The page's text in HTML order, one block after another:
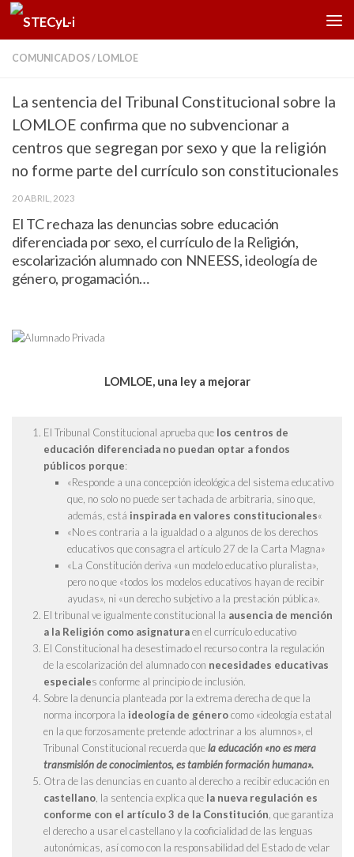
Saltar al contenido
COMUNICADOS/ LOMLOE
La sentencia del Tribunal Constitucional sobre la
LOMLOE confirma que no subvencionar a
centros que segregan por sexo y que la religión
no forme parte del currículo son constitucionales
20 ABRIL, 2023
El TC rechaza las denuncias sobre educación
diferenciada por sexo, el currículo de la Religión,
escolarización alumnado con NNEESS, ideología de
género, progamación…
LOMLOE, una ley a mejorar
El Tribunal Constitucional aprueba que los centros de
educación diferenciada no puedan optar a fondos
públicos porque:
«Responde a una concepción ideológica del sistema educativo
que, no solo no puede ser tachada de arbitraria, sino que,
además, está inspirada en valores constitucionales«
«No es contraria a la igualdad o a algunos de los derechos
educativos que consagra el artículo 27 de la Carta Magna»
«La Constitución deriva «un modelo educativo pluralista»,
pero no que «todos los modelos educativos hayan de recibir
ayudas», ni «un derecho subjetivo a la prestación pública».
El tribunal ve igualmente constitucional la ausencia de mención
a la Religión como asignaturaen el currículo educativo
El Constitucional ha desestimado el recurso contra la regulación
de la escolarización del alumnado con necesidades educativas
especiales conforme al principio de inclusión.
Sobre la denuncia planteada por la extrema derecha de que la
norma incorpora la ideología de génerocomo «ideología estatal
en la que forzosamente pretende adoctrinar a los alumnos», el
Tribunal Constitucional recuerda quela educación «no es mera
transmisión de conocimientos, es también formación humana».
Otra de las denuncias en cuanto al derecho a recibir educación en
castellano, la sentencia explica que la nueva regulación es
conforme con el artículo 3 de la Constitución, que garantiza
el derecho a usar el castellano y la cooficialidad de las lenguas
autonómicas, así como con la responsabilidad del Estado de velar